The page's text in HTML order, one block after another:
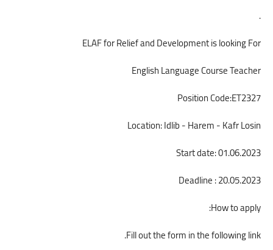
.
ELAF for Relief and Development is looking For
English Language Course Teacher
Position Code:ET2327
Location: Idlib - Harem - Kafr Losin
Start date: 01.06.2023
Deadline : 20.05.2023
How to apply:
Fill out the form in the following link.